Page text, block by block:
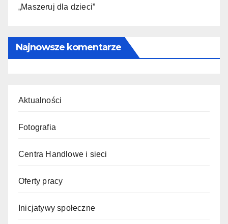
„Maszeruj dla dzieci”
Najnowsze komentarze
Aktualności
Fotografia
Centra Handlowe i sieci
Oferty pracy
Inicjatywy społeczne